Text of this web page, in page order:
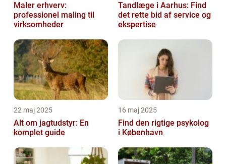
Maler erhverv:
professionel maling til
virksomheder
Tandlæge i Aarhus: Find
det rette bid af service og
ekspertise
22 maj 2025
Alt om jagtudstyr: En
komplet guide
16 maj 2025
Find den rigtige psykolog
i København